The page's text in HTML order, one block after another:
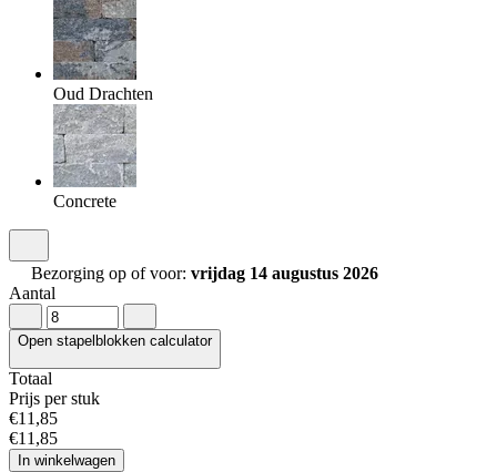
Oud Drachten
Concrete
Bezorging op of voor: vrijdag 14 augustus 2026
Aantal
Open stapelblokken calculator
Totaal
Prijs per stuk
€11,85
€11,85
In winkelwagen